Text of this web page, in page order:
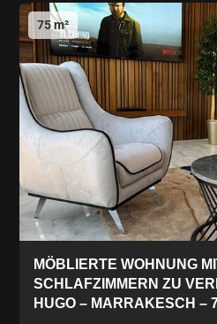
75 m²
MÖBLIERTE WOHNUNG
SCHLAFZIMMERN ZU
HUGO – MARRAKESCH –